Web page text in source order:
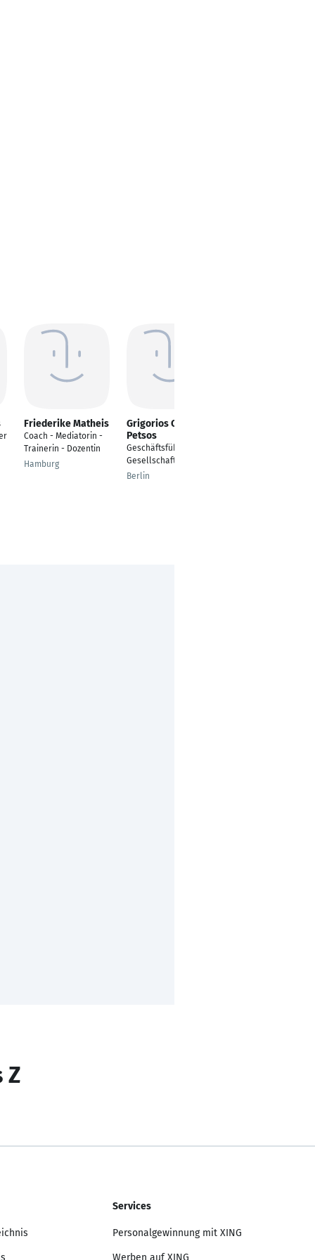
Friederike Matheis
Coach - Mediatorin -
Trainerin - Dozentin
Hamburg
Grigorios Cordt-
Petsos
Geschäftsführer -
Gesellschafter
Berlin
Z
Services
Personalgewinnung mit XING
Werben auf XING